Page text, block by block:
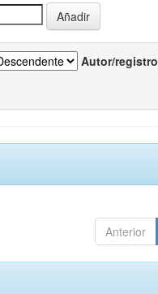
Autor/registro
Anterior